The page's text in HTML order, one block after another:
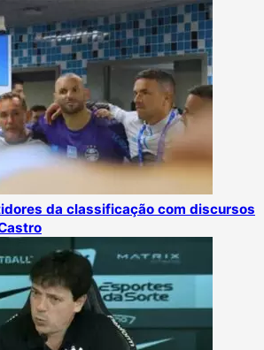
da classificação com discursos